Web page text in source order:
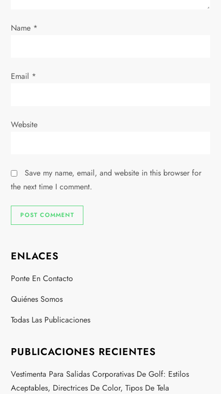
Name *
Email *
Website
Save my name, email, and website in this browser for
the next time I comment.
ENLACES
Ponte En Contacto
Quiénes Somos
Todas Las Publicaciones
PUBLICACIONES RECIENTES
Vestimenta Para Salidas Corporativas De Golf: Estilos
Aceptables, Directrices De Color, Tipos De Tela